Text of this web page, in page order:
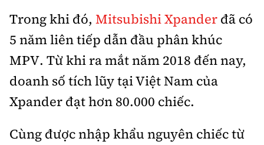
Giới thiệu xe
Ảnh
Ô tô
Xe máy
Cơ quan chủ quản: Bộ Xây dựng
Trong khi đó, Mitsubishi Xpander đã có
5 năm liên tiếp dẫn đầu phân khúc
MPV. Từ khi ra mắt năm 2018 đến nay,
doanh số tích lũy tại Việt Nam của
Xpander đạt hơn 80.000 chiếc.
Cùng được nhập khẩu nguyên chiếc từ